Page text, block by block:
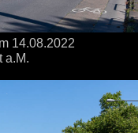
14.08.2022
a.M.